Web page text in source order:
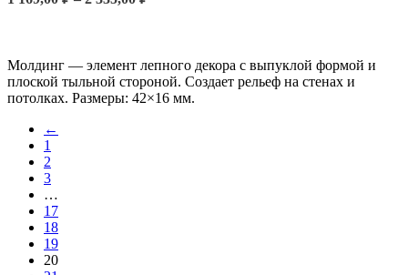
–
2
335,00 ₽
Молдинг — элемент лепного декора с выпуклой формой и
плоской тыльной стороной. Создает рельеф на стенах и
потолках. Размеры: 42×16 мм.
←
1
2
3
…
17
18
19
20